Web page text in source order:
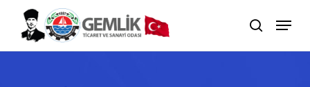
main
search